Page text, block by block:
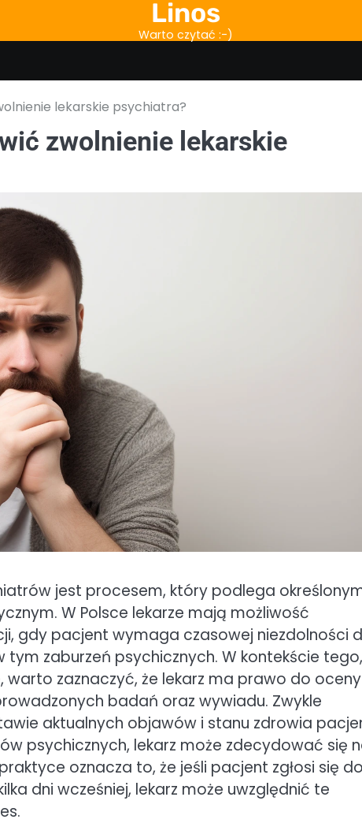
Linos
Warto czytać :-)
lekarskie psychiatra?
zwolnienie lekarskie
jest procesem, który podlega
W Polsce lekarze mają możliwość
gdy pacjent wymaga czasowej niezdolności
zaburzeń psychicznych. W kontekście
zaznaczyć, że lekarz ma prawo do oceny
badań oraz wywiadu. Zwykle
aktualnych objawów i stanu zdrowia
psychicznych, lekarz może zdecydować się
oznacza to, że jeśli pacjent zgłosi się
dni wcześniej, lekarz może uwzględnić te